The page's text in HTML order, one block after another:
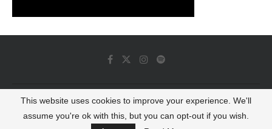
© 2022 - Luminous Dash All Rights Reserved
This website uses cookies to improve your experience. We'll
assume you're ok with this, but you can opt-out if you wish.